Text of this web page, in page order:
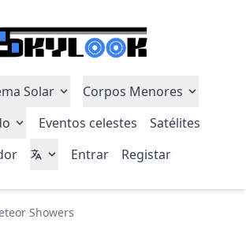
Solar
Corpos Menores
Eventos celestes
Satélites
Entrar Registar
Showers